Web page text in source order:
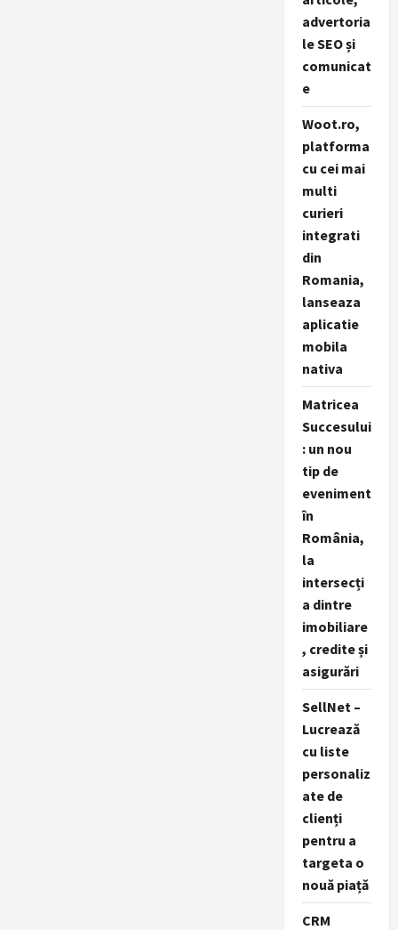
advertoria
le SEO și
comunicat
e
Woot.ro,
platforma
cu cei mai
multi
curieri
integrati
din
Romania,
lanseaza
aplicatie
mobila
nativa
Matricea
Succesului
: un nou
tip de
eveniment
în
România,
la
intersecți
a dintre
imobiliare
, credite și
asigurări
SellNet –
Lucrează
cu liste
personaliz
ate de
clienți
pentru a
targeta o
nouă piață
CRM